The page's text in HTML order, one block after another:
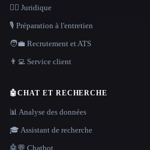
👩‍⚖️ Juridique
🎙️ Préparation à l'entretien
🧑‍💼 Recrutement et ATS
👨‍💻 Service client
🤖CHAT ET RECHERCHE
📊 Analyse des données
🎓 Assistant de recherche
🤖💬 Chatbot